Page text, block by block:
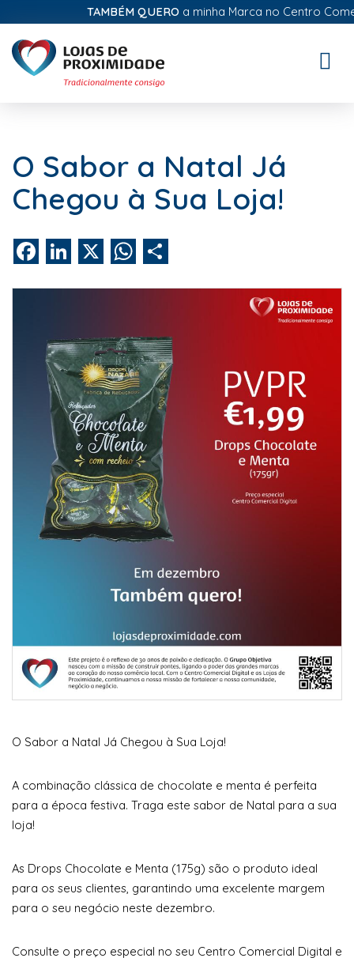
TAMBÉM QUEROa minha Marca no Centro
O Sabor a Natal Já
Chegou à Sua Loja!
FacebookLinkedIn WhatsApp
O Sabor a Natal Já Chegou à Sua Loja!
A combinação clássica de chocolate e menta é perfeita
para a época festiva. Traga este sabor de Natal para a sua
loja!
As Drops Chocolate e Menta (175g) são o produto ideal
para os seus clientes, garantindo uma excelente margem
para o seu negócio neste dezembro.
Consulte o preço especial no seu Centro Comercial Digital e